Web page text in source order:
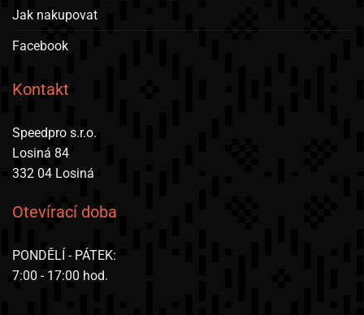
Jak nakupovat
Facebook
Kontakt
Speedpro s.r.o.
Losiná 84
332 04 Losiná
Otevírací doba
PONDĚLÍ - PÁTEK:
7:00 - 17:00 hod.